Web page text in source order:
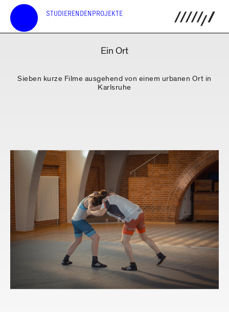
STUDIERENDENPROJEKTE
Ein Ort
Sieben kurze Filme ausgehend von einem urbanen Ort in
Karlsruhe